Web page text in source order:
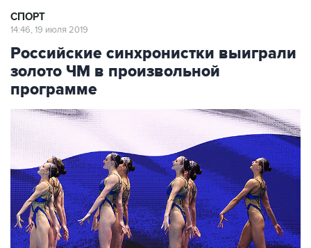
СПОРТ
14:46, 19 июля 2019
Российские синхронистки выиграли
золото ЧМ в произвольной
программе